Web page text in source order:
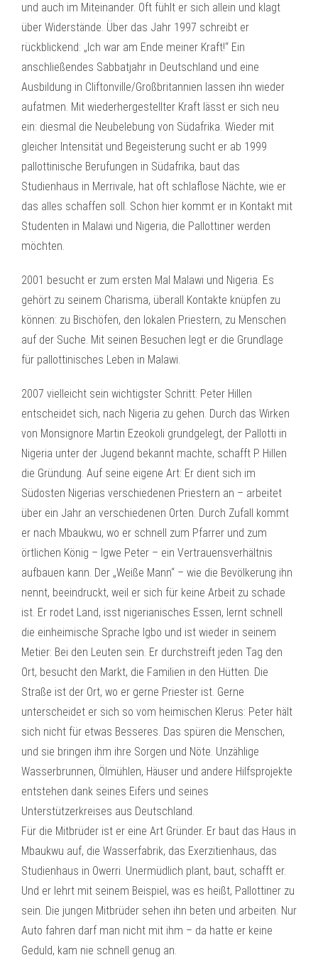
und auch im Miteinander. Oft fühlt er sich allein und klagt
über Widerstände. Über das Jahr 1997 schreibt er
rückblickend: „Ich war am Ende meiner Kraft!“ Ein
anschließendes Sabbatjahr in Deutschland und eine
Ausbildung in Cliftonville/Großbritannien lassen ihn wieder
aufatmen. Mit wiederhergestellter Kraft lässt er sich neu
ein: diesmal die Neubelebung von Südafrika. Wieder mit
gleicher Intensität und Begeisterung sucht er ab 1999
pallottinische Berufungen in Südafrika, baut das
Studienhaus in Merrivale, hat oft schlaflose Nächte, wie er
das alles schaffen soll. Schon hier kommt er in Kontakt mit
Studenten in Malawi und Nigeria, die Pallottiner werden
möchten.
2001 besucht er zum ersten Mal Malawi und Nigeria. Es
gehört zu seinem Charisma, überall Kontakte knüpfen zu
können: zu Bischöfen, den lokalen Priestern, zu Menschen
auf der Suche. Mit seinen Besuchen legt er die Grundlage
für pallottinisches Leben in Malawi.
2007 vielleicht sein wichtigster Schritt: Peter Hillen
entscheidet sich, nach Nigeria zu gehen. Durch das Wirken
von Monsignore Martin Ezeokoli grundgelegt, der Pallotti in
Nigeria unter der Jugend bekannt machte, schafft P. Hillen
die Gründung. Auf seine eigene Art: Er dient sich im
Südosten Nigerias verschiedenen Priestern an – arbeitet
über ein Jahr an verschiedenen Orten. Durch Zufall kommt
er nach Mbaukwu, wo er schnell zum Pfarrer und zum
örtlichen König – Igwe Peter – ein Vertrauensverhältnis
aufbauen kann. Der „Weiße Mann“ – wie die Bevölkerung ihn
nennt, beeindruckt, weil er sich für keine Arbeit zu schade
ist. Er rodet Land, isst nigerianisches Essen, lernt schnell
die einheimische Sprache Igbo und ist wieder in seinem
Metier: Bei den Leuten sein. Er durchstreift jeden Tag den
Ort, besucht den Markt, die Familien in den Hütten. Die
Straße ist der Ort, wo er gerne Priester ist. Gerne
unterscheidet er sich so vom heimischen Klerus: Peter hält
sich nicht für etwas Besseres. Das spüren die Menschen,
und sie bringen ihm ihre Sorgen und Nöte. Unzählige
Wasserbrunnen, Ölmühlen, Häuser und andere Hilfsprojekte
entstehen dank seines Eifers und seines
Unterstützerkreises aus Deutschland.
Für die Mitbrüder ist er eine Art Gründer. Er baut das Haus in
Mbaukwu auf, die Wasserfabrik, das Exerzitienhaus, das
Studienhaus in Owerri. Unermüdlich plant, baut, schafft er.
Und er lehrt mit seinem Beispiel, was es heißt, Pallottiner zu
sein. Die jungen Mitbrüder sehen ihn beten und arbeiten. Nur
Auto fahren darf man nicht mit ihm – da hatte er keine
Geduld, kam nie schnell genug an.